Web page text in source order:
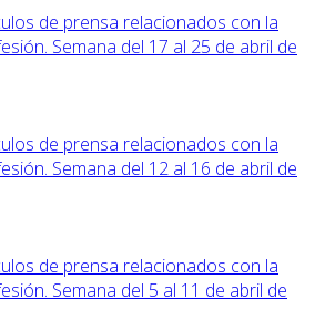
de prensa relacionados con la
Semana del 17 al 25 de abril de
de prensa relacionados con la
Semana del 12 al 16 de abril de
de prensa relacionados con la
Semana del 5 al 11 de abril de